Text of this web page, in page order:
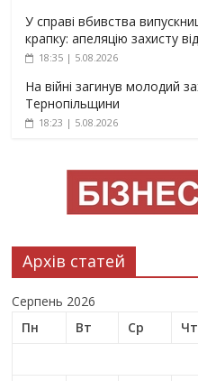
У справі вбивства
крапку: апеляцію захисту
18:35 | 5.08.2026
На війні загинув молодий
Тернопільщини
18:23 | 5.08.2026
Архів статей
Серпень 2026
Пн
Вт Ср Чт